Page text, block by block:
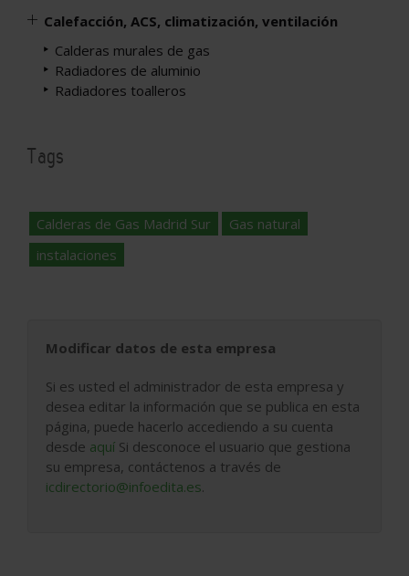
Calefacción, ACS, climatización, ventilación
Calderas murales de gas
Radiadores de aluminio
Radiadores toalleros
Tags
Calderas de Gas Madrid Sur
Gas natural
instalaciones
Modificar datos de esta empresa
Si es usted el administrador de esta empresa y
desea editar la información que se publica en esta
página, puede hacerlo accediendo a su cuenta
desde aquí Si desconoce el usuario que gestiona
su empresa, contáctenos a través de
icdirectorio@infoedita.es.